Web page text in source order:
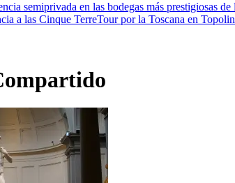
semiprivada en las bodegas más prestigiosas
a las Cinque TerreTour por la Toscana en